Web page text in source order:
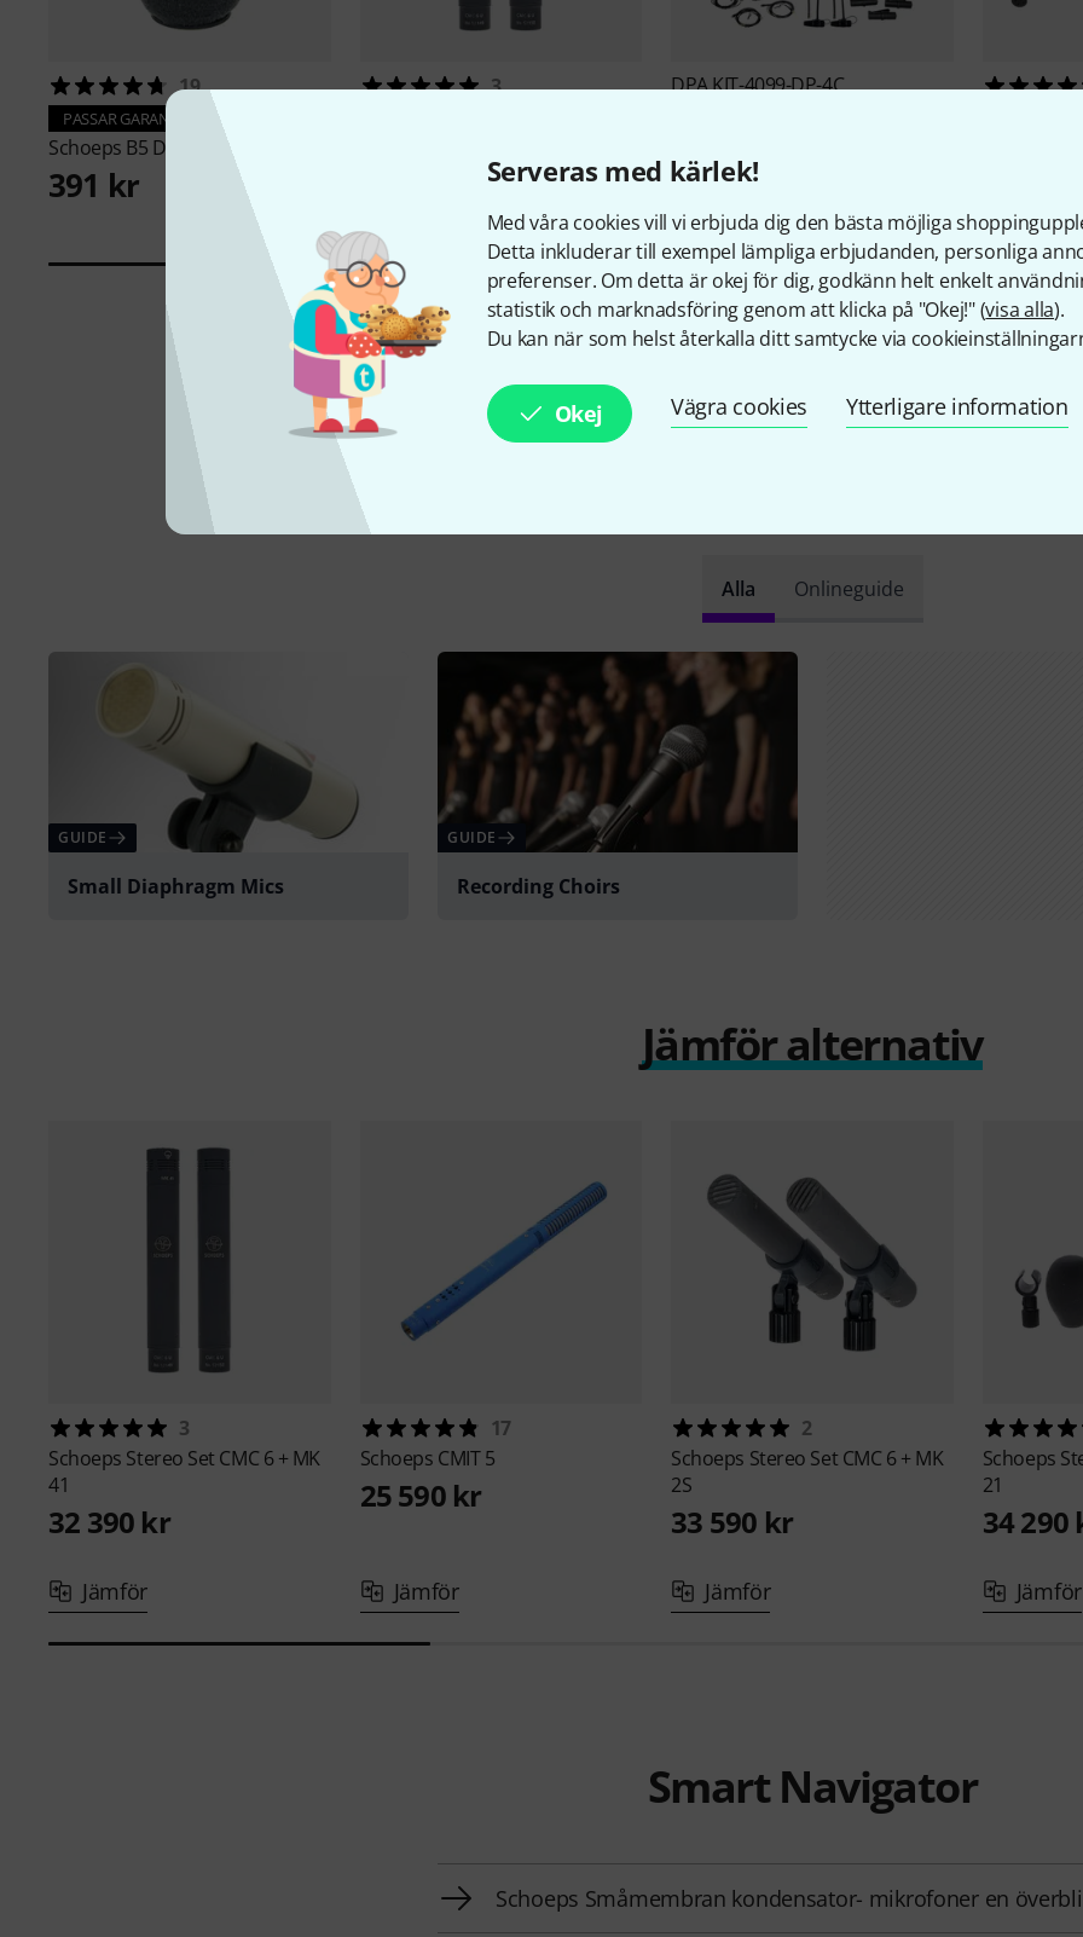
Serveras med kärlek!
Med våra cookies vill vi erbjuda dig den bästa möjliga
Detta inkluderar till exempel lämpliga erbjudanden, personliga
preferenser. Om detta är okej för dig, godkänn helt enkelt
statistik och marknadsföring genom att klicka på "Okej!" (visa alla).
Du kan när som helst återkalla ditt samtycke via
Okej Vägra cookies Ytterligare information
19
PASSAR GARANTERAT
Schoeps B5 D
391 kr
3
DPAKIT-4099-DP-4C
Alla Onlineguide
GUIDE
Small Diaphragm Mics
GUIDE
Recording Choirs
Jämför alternativ
3
Schoeps Stereo Set CMC 6 + MK
41
32 390 kr
Jämför
17
Schoeps CMIT 5
25 590 kr
Jämför
2
Schoeps Stereo Set CMC 6 + MK
2S
33 590 kr
Jämför
Schoeps
21
34 290
Jämför
Smart Navigator
Schoeps Småmembran kondensator- mikrofoner en